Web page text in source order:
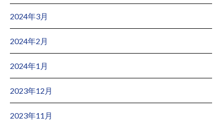
2024年3月
2024年2月
2024年1月
2023年12月
2023年11月